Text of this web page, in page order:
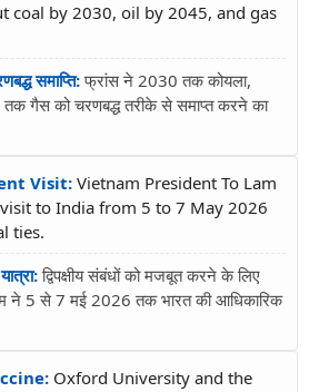
coal by 2030, oil by 2045, and gas
समाप्ति:फ्रांस ने 2030 तक कोयला,
गैस को चरणबद्ध तरीके से समाप्त करने का
Visit: Vietnam President To Lam
to India from 5 to 7 May 2026
ties.
द्विपक्षीय संबंधों को मजबूत करने के लिए
ने 5 से 7 मई 2026 तक भारत की आधिकारिक
Oxford University and the